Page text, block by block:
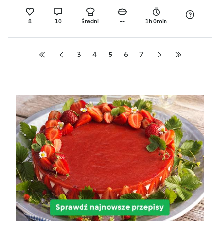
8 10 Średni -- 1h 0min
3 4 5 6 7